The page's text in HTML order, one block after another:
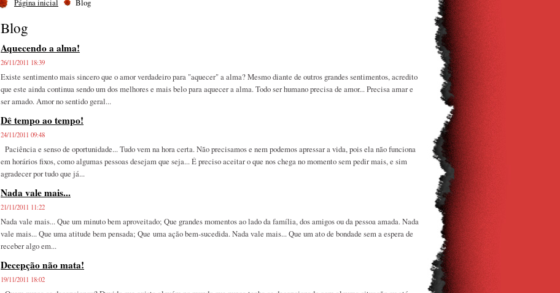
Página inicial Blog
Blog
Aquecendo a alma!
26/11/2011 18:39
Existe sentimento mais sincero que o amor verdadeiro para "aquecer" a alma? Mesmo diante de outros grandes sentimentos, acredito
que este ainda continua sendo um dos melhores e mais belo para aquecer a alma. Todo ser humano precisa de amor... Precisa amar e
ser amado. Amor no sentido geral...
Dê tempo ao tempo!
24/11/2011 09:48
Paciência e senso de oportunidade... Tudo vem na hora certa. Não precisamos e nem podemos apressar a vida, pois ela não funciona
em horários fixos, como algumas pessoas desejam que seja... É preciso aceitar o que nos chega no momento sem pedir mais, e sim
agradecer por tudo que já...
Nada vale mais...
21/11/2011 11:22
Nada vale mais... Que um minuto bem aproveitado; Que grandes momentos ao lado da família, dos amigos ou da pessoa amada. Nada
vale mais... Que uma atitude bem pensada; Que uma ação bem-sucedida. Nada vale mais... Que um ato de bondade sem a espera de
receber algo em...
Decepção não mata!
19/11/2011 18:02